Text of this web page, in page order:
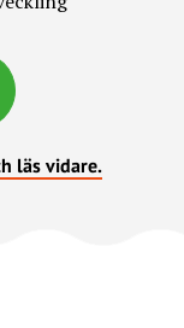
läs vidare.